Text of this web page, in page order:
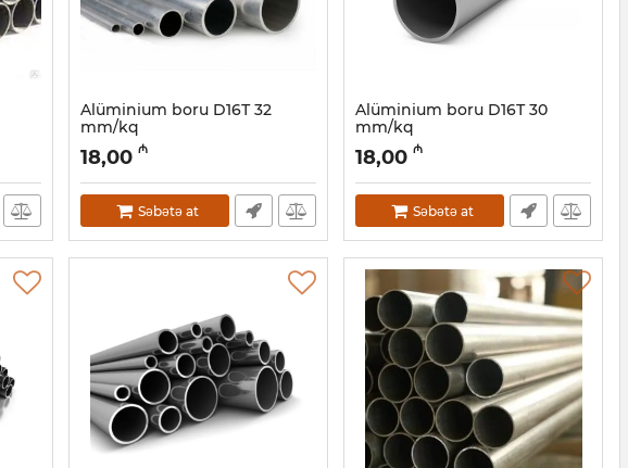
Alüminium boru D16Т 32
mm/kq
Artikul: 030001050
18,00 ₼
Səbətə at
Alüminium boru D16Т 30
mm/kq
Artikul: 030001049
18,00 ₼
Səbətə at